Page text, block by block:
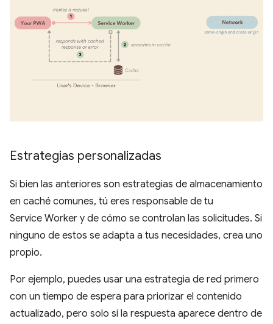
Estrategias personalizadas
Si bien las anteriores son estrategias de almacenamiento
en caché comunes, tú eres responsable de tu
Service Worker y de cómo se controlan las solicitudes. Si
ninguno de estos se adapta a tus necesidades, crea uno
propio.
Por ejemplo, puedes usar una estrategia de red primero
con un tiempo de espera para priorizar el contenido
actualizado, pero solo si la respuesta aparece dentro de